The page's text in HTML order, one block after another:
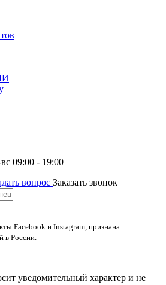
09:00 - 19:00
вопрос Заказать звонок
Facebook и Instagram, признана
в России.
уведомительный характер и не